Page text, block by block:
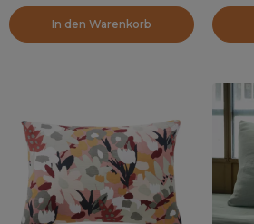
In den Warenkorb